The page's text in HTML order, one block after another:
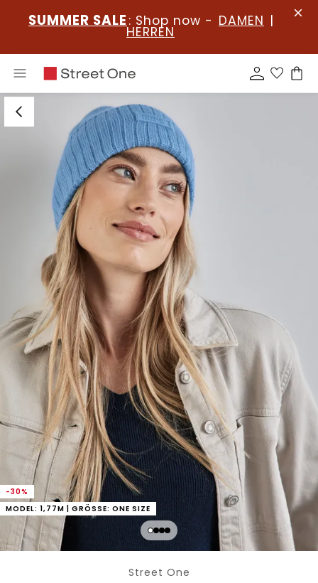
SUMMER SALE : Shop now - DAMEN |
HERREN
-30%
MODEL: 1,77M | GRÖSSE: ONE SIZE
Street One